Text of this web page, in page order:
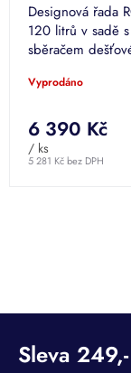
Designová řada
120 litrů v sadě
sběračem
Vyprodáno
5 281 Kč bez DPH
6 390 Kč
/ ks